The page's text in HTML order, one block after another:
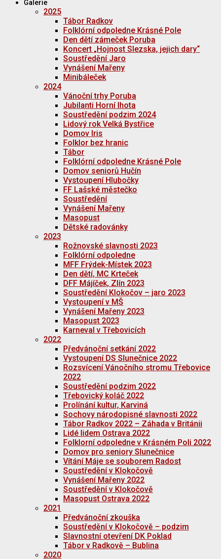
Galerie
2025
Tábor Radkov
Folklórní odpoledne Krásné Pole
Den dětí zámeček Poruba
Koncert „Hojnost Slezska, jejich dary“
Soustředění Jaro
Vynášení Mařeny
Minibáleček
2024
Vánoční trhy Poruba
Jubilanti Horní lhota
Soustředění podzim 2024
Lidový rok Velká Bystřice
Domov Iris
Folklor bez hranic
Tábor
Folklórní odpoledne Krásné Pole
Domov seniorů Hučín
Vystoupení Hlubočky
FF Lašské městečko
Soustředění
Vynášení Mařeny
Masopust
Dětské radovánky
2023
Rožnovské slavnosti 2023
Folklórní odpoledne
MFF Frýdek-Místek 2023
Den dětí, MC Krteček
DFF Májíček, Zlín 2023
Soustředění Klokočov – jaro 2023
Vystoupení v MŠ
Vynášení Mařeny 2023
Masopust 2023
Karneval v Třebovicích
2022
Předvánoční setkání 2022
Vystoupení DS Slunečnice 2022
Rozsvícení Vánočního stromu Třebovice
2022
Soustředění podzim 2022
Třebovický koláč 2022
Prolínání kultur, Karviná
Sochovy národopisné slavnosti 2022
Tábor Radkov 2022 – Záhada v Británii
Lidé lidem Ostrava 2022
Folklorní odpoledne v Krásném Poli 2022
Domov pro seniory Slunečnice
Vítání Máje se souborem Radost
Soustředění v Klokočově
Vynášení Mařeny 2022
Soustředění v Klokočově
Masopust Ostrava 2022
2021
Předvánoční zkouška
Soustředění v Klokočově – podzim
Slavnostní otevření DK Poklad
Tábor v Radkově – Bublina
2020